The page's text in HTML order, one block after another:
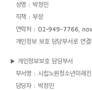
성명 : 박정민
직책 : 부장
연락처 : 02-949-7766,
개인정보 보호 담당부서로 연결
▶ 개인정보보호 담당부서
부서명 : 시립노원청소년미래진
담당자 : 박정민